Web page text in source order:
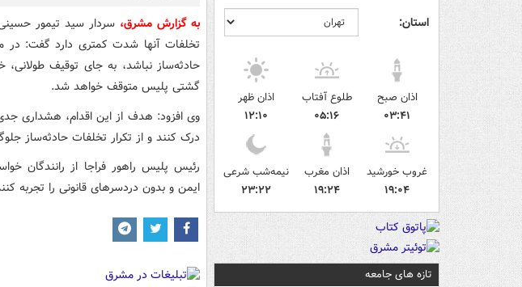
استان:
اذان صبح
۰۳:۴۱
طلوع آفتاب
۰۵:۱۶
اذان ظهر
۱۲:۱۰
غروب خورشید
۱۹:۰۴
اذان مغرب
۱۹:۲۴
نیمه‌شب شرعی
۲۳:۲۲
تازه های جامعه
به گزارش مشرق، سردار سید تیمور
تخلفات آنها شدت کمتری دارد گفت: در
حادثه‌ساز نباشد، به جای توقیف
گشتی پلیس متوقف خواهد شد.
وی افزود: هدف از این اقدام، هشداری
درک کنند و از تکرار تخلفات حادثه‌ساز
رئیس پلیس راهور فراجا از رانندگان
ایمن و بدون دردسرهای قانونی را تجربه